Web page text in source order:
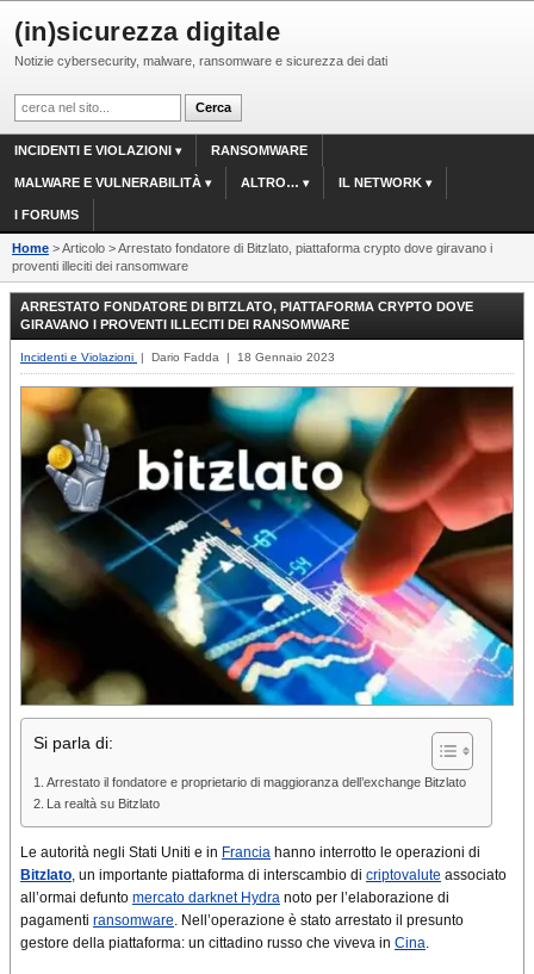
(in)sicurezza digitale
Notizie cybersecurity, malware, ransomware e sicurezza dei dati
INCIDENTI E VIOLAZIONI RANSOMWARE
MALWARE E VULNERABILITÀ ALTRO… IL NETWORK
I FORUMS
Home > Articolo > Arrestato fondatore di Bitzlato, piattaforma crypto dove giravano i
proventi illeciti dei ransomware
ARRESTATO FONDATORE DI BITZLATO, PIATTAFORMA CRYPTO DOVE
GIRAVANO I PROVENTI ILLECITI DEI RANSOMWARE
Incidenti e Violazioni | Dario Fadda | 18 Gennaio 2023
Si parla di:
Arrestato il fondatore e proprietario di maggioranza dell’exchange Bitzlato
La realtà su Bitzlato
Le autorità negli Stati Uniti e in Francia hanno interrotto le operazioni di
Bitzlato, un importante piattaforma di interscambio di criptovalute associato
all’ormai defunto mercato darknet Hydra noto per l’elaborazione di
pagamenti ransomware. Nell’operazione è stato arrestato il presunto
gestore della piattaforma: un cittadino russo che viveva in Cina.